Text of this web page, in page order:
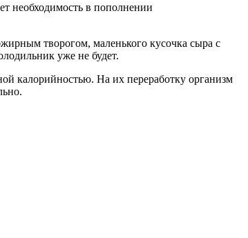
необходимость в пополнении
творогом, маленького кусочка сыра с
уже не будет.
калорийностью. На их переработку организм